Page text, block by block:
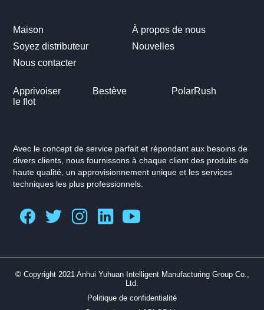
Maison
À propos de nous
Soyez distributeur
Nouvelles
Nous contacter
Apprivoiser
le flot
Bestève PolarRush
Avec le concept de service parfait et répondant aux besoins de
divers clients, nous fournissons à chaque client des produits de
haute qualité, un approvisionnement unique et les services
techniques les plus professionnels.
© Copyright 2021 Anhui Yuhuan Intelligent Manufacturing Group Co.,
Ltd.
Politique de confidentialité